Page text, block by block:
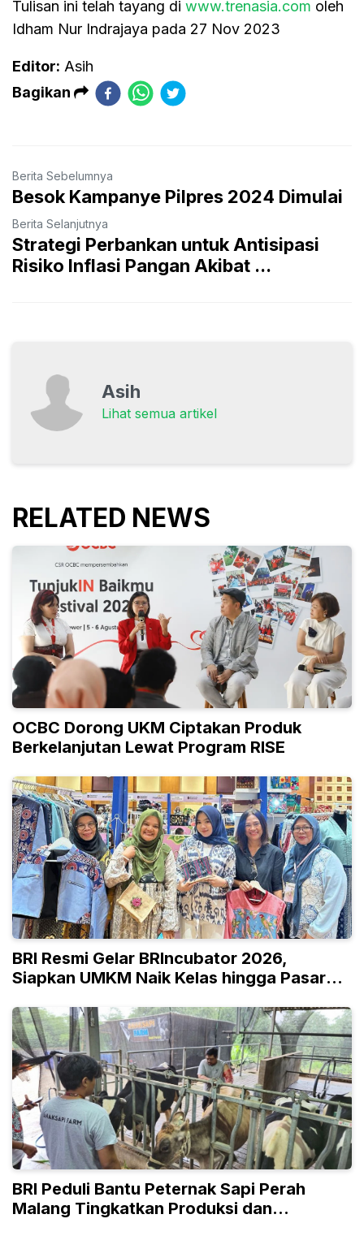
Tulisan ini telah tayang di www.trenasia.com oleh
Idham Nur Indrajaya pada 27 Nov 2023
Editor: Asih
Bagikan
Berita Sebelumnya
Besok Kampanye Pilpres 2024 Dimulai
Berita Selanjutnya
Strategi Perbankan untuk Antisipasi
Risiko Inflasi Pangan Akibat ...
Asih
Lihat semua artikel
RELATED NEWS
OCBC Dorong UKM Ciptakan Produk
Berkelanjutan Lewat Program RISE
BRI Resmi Gelar BRIncubator 2026,
Siapkan UMKM Naik Kelas hingga Pasar
BRI Peduli Bantu Peternak Sapi Perah
Malang Tingkatkan Produksi dan